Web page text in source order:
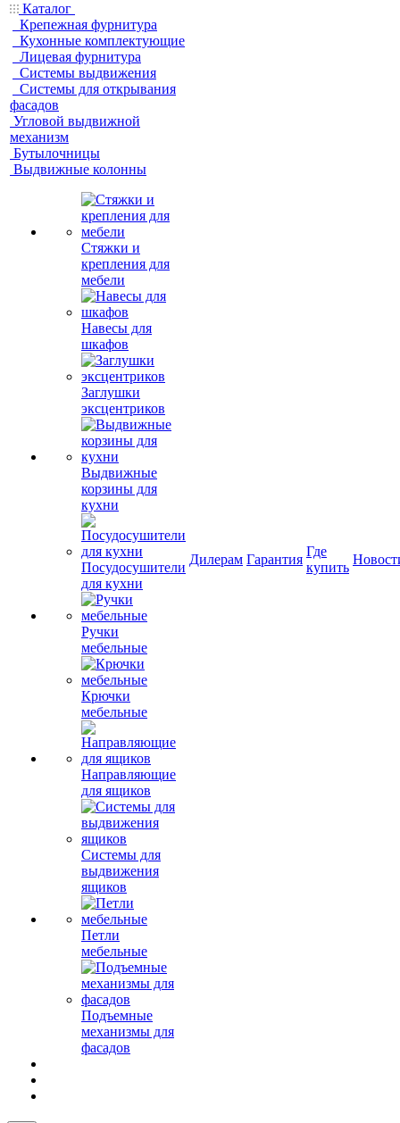
Каталог
Крепежная фурнитура
Кухонные комплектующие
Лицевая фурнитура
Системы выдвижения
Системы для открывания
фасадов
Угловой выдвижной
механизм
Бутылочницы
Выдвижные колонны
Стяжки и
крепления для
мебели
Навесы для
шкафов
Заглушки
эксцентриков
Выдвижные
корзины для
кухни
Посудосушители
для кухни
Ручки
мебельные
Крючки
мебельные
Направляющие
для ящиков
Системы для
выдвижения
ящиков
Петли
мебельные
Подъемные
механизмы для
фасадов
Дилерам Гарантия
Где
купить